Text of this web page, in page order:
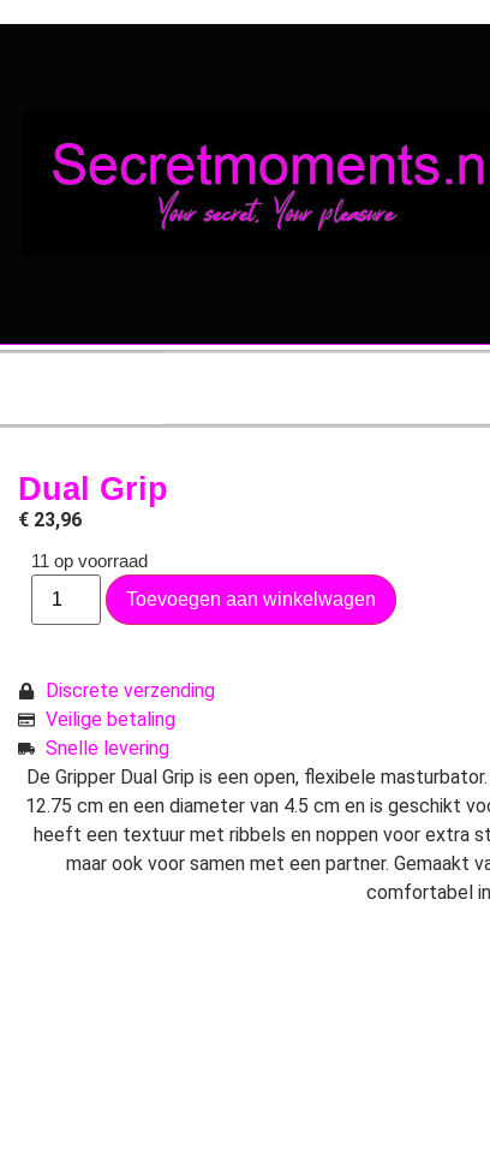
Dual Grip
€ 23,96
11 op voorraad
Toevoegen aan winkelwagen
Discrete verzending
Veilige betaling
Snelle levering
De Gripper Dual Grip is een open, flexibele
12.75 cm en een diameter van 4.5 cm en is geschikt
heeft een textuur met ribbels en noppen voor extra
maar ook voor samen met een partner. Gemaakt
comfortabel